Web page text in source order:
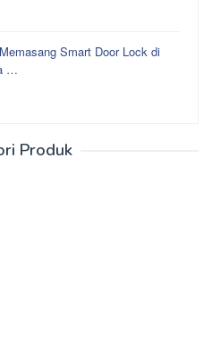
Smart Door Lock di
…
Produk